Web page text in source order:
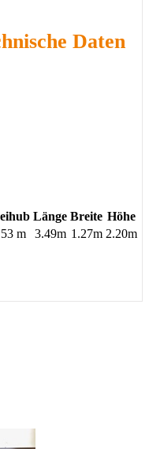
Daten
Länge Breite Höhe
m 3.49m 1.27m 2.20m